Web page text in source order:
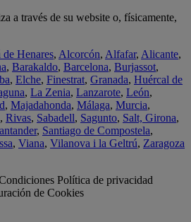
a través de su website o, físicamente,
Henares, Alcorcón, Alfafar, Alicante,
, Barakaldo, Barcelona, Burjassot,
, Elche, Finestrat, Granada, Huércal de
, La Zenia, Lanzarote, León,
, Majadahonda, Málaga, Murcia,
, Rivas, Sabadell, Sagunto, Salt, Girona,
, Santiago de Compostela,
, Viana, Vilanova i la Geltrú, Zaragoza
Política de privacidad
de Cookies